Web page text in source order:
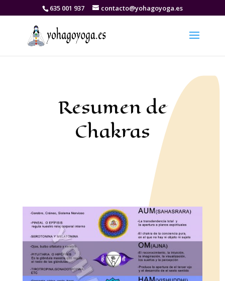
635 001 937 contacto@yohagoyoga.es
Resumen de
Chakras